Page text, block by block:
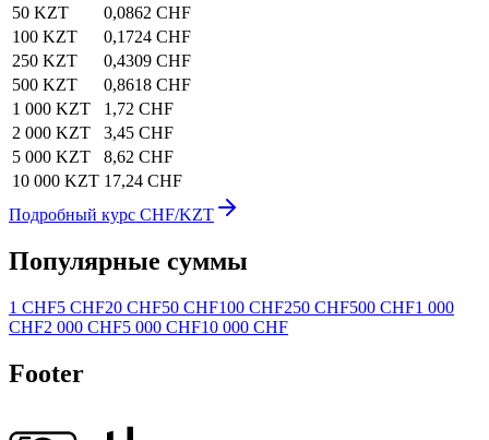
50 KZT
0,0862 CHF
100 KZT
0,1724 CHF
250 KZT
0,4309 CHF
500 KZT
0,8618 CHF
1 000 KZT
1,72 CHF
2 000 KZT
3,45 CHF
5 000 KZT
8,62 CHF
10 000 KZT 17,24 CHF
Подробный курс CHF/KZT
Популярные суммы
1 CHF5 CHF20 CHF50 CHF100 CHF250 CHF500 CHF1 000
CHF2 000 CHF5 000 CHF10 000 CHF
Footer